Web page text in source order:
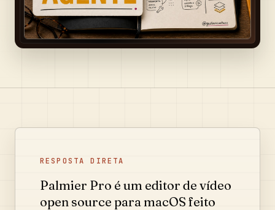
RESPOSTA DIRETA
Palmier Pro é um editor de vídeo
open source para macOS feito